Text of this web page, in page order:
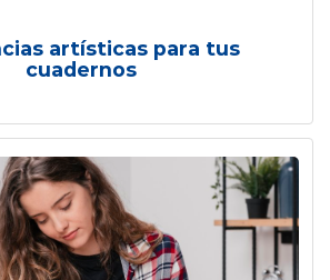
artísticas para tus
cuadernos